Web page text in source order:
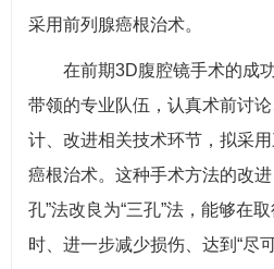
采用前列腺癌根治术。
在前期3D腹腔镜手术的成功
带领的专业队伍，认真术前讨
计、改进相关技术环节，拟采
癌根治术。这种手术方法的改
孔”法改良为“三孔”法，能够在
时、进一步减少损伤、达到“尽